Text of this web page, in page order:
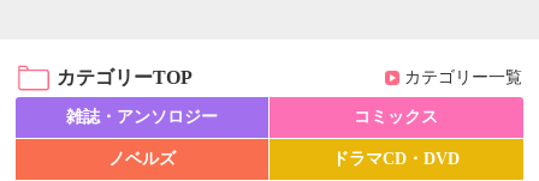
カテゴリーTOP カテゴリー一覧
雑誌・アンソロジー コミックス
ノベルズ ドラマCD・DVD